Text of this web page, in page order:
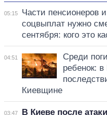
05:15
Части пенсионеров
соцвыплат нужно
сентября: кого это
04:51
Среди
ребенок:
Киевщине
03:47
В Киеве после